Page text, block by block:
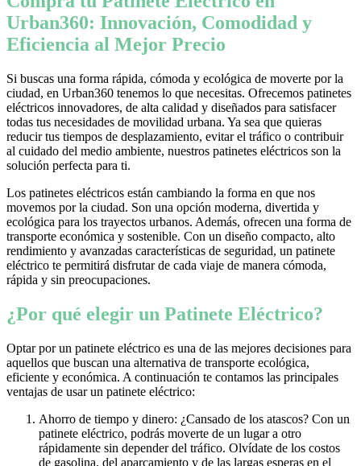
Urban360: Innovación, Comodidad y
Eficiencia al Mejor Precio
Si buscas una forma rápida, cómoda y ecológica de moverte por la
ciudad, en Urban360 tenemos lo que necesitas. Ofrecemos patinetes
eléctricos innovadores, de alta calidad y diseñados para satisfacer
todas tus necesidades de movilidad urbana. Ya sea que quieras
reducir tus tiempos de desplazamiento, evitar el tráfico o contribuir
al cuidado del medio ambiente, nuestros patinetes eléctricos son la
solución perfecta para ti.
Los patinetes eléctricos están cambiando la forma en que nos
movemos por la ciudad. Son una opción moderna, divertida y
ecológica para los trayectos urbanos. Además, ofrecen una forma de
transporte económica y sostenible. Con un diseño compacto, alto
rendimiento y avanzadas características de seguridad, un patinete
eléctrico te permitirá disfrutar de cada viaje de manera cómoda,
rápida y sin preocupaciones.
¿Por qué elegir un Patinete Eléctrico?
Optar por un patinete eléctrico es una de las mejores decisiones para
aquellos que buscan una alternativa de transporte ecológica,
eficiente y económica. A continuación te contamos las principales
ventajas de usar un patinete eléctrico:
Ahorro de tiempo y dinero: ¿Cansado de los atascos? Con un
patinete eléctrico, podrás moverte de un lugar a otro
rápidamente sin depender del tráfico. Olvídate de los costos
de gasolina, del aparcamiento y de las largas esperas en el